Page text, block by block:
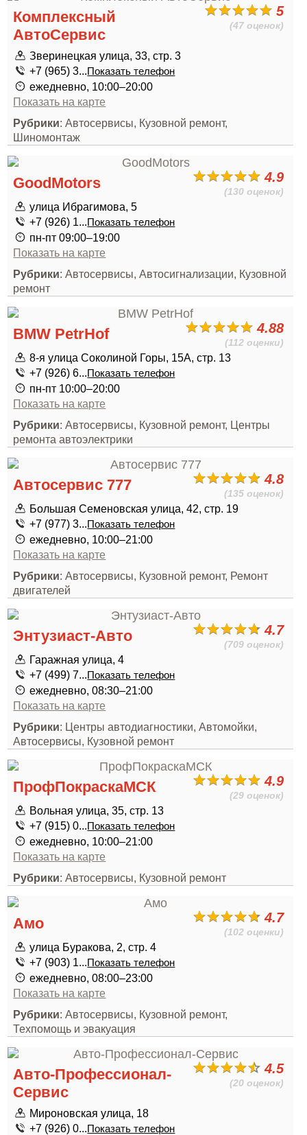
5
(47 оценок)
Комплексный
АвтоСервис
Зверинецкая улица, 33, стр. 3
+7 (965) 3...Показать телефон
ежедневно, 10:00–20:00
Показать на карте
Рубрики: Автосервисы, Кузовной ремонт,
Шиномонтаж
4.9
(130 оценок)
GoodMotors
улица Ибрагимова, 5
+7 (926) 1...Показать телефон
пн-пт 09:00–19:00
Показать на карте
Рубрики: Автосервисы, Автосигнализации, Кузовной
ремонт
4.88
(112 оценки)
BMW PetrHof
8-я улица Соколиной Горы, 15А, стр. 13
+7 (926) 6...Показать телефон
пн-пт 10:00–20:00
Показать на карте
Рубрики: Автосервисы, Кузовной ремонт, Центры
ремонта автоэлектрики
4.8
(135 оценок)
Автосервис 777
Большая Семеновская улица, 42, стр. 19
+7 (977) 3...Показать телефон
ежедневно, 10:00–21:00
Показать на карте
Рубрики: Автосервисы, Кузовной ремонт, Ремонт
двигателей
4.7
(709 оценок)
Энтузиаст-Авто
Гаражная улица, 4
+7 (499) 7...Показать телефон
ежедневно, 08:30–21:00
Показать на карте
Рубрики: Центры автодиагностики, Автомойки,
Автосервисы, Кузовной ремонт
4.9
(29 оценок)
ПрофПокраскаМСК
Вольная улица, 35, стр. 13
+7 (915) 0...Показать телефон
ежедневно, 10:00–21:00
Показать на карте
Рубрики: Автосервисы, Кузовной ремонт
4.7
(102 оценки)
Амо
улица Буракова, 2, стр. 4
+7 (903) 1...Показать телефон
ежедневно, 08:00–23:00
Показать на карте
Рубрики: Автосервисы, Кузовной ремонт,
Техпомощь и эвакуация
4.5
(20 оценок)
Авто-Профессионал-
Сервис
Мироновская улица, 18
+7 (926) 0...Показать телефон